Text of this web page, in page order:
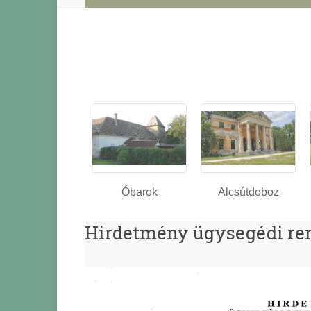
Óbarok Alcsútdoboz
Hirdetmény ügysegédi